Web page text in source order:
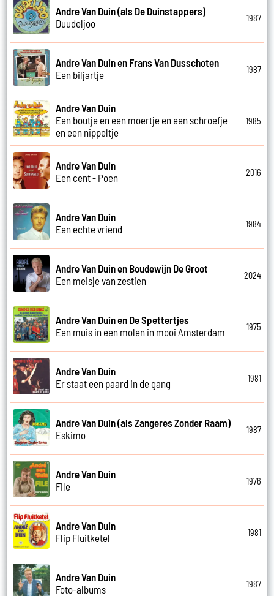
Andre Van Duin (als De Duinstappers)
Duudeljoo
1987
Andre Van Duin en Frans Van Dusschoten
Een biljartje
1987
Andre Van Duin
Een boutje en een moertje en een schroefje
en een nippeltje
1985
Andre Van Duin
Een cent - Poen
2016
Andre Van Duin
Een echte vriend
1984
Andre Van Duin en Boudewijn De Groot
Een meisje van zestien
2024
Andre Van Duin en De Spettertjes
Een muis in een molen in mooi Amsterdam
1975
Andre Van Duin
Er staat een paard in de gang
1981
Andre Van Duin (als Zangeres Zonder Raam)
Eskimo
1987
Andre Van Duin
File
1976
Andre Van Duin
Flip Fluitketel
1981
Andre Van Duin
Foto-albums
1987